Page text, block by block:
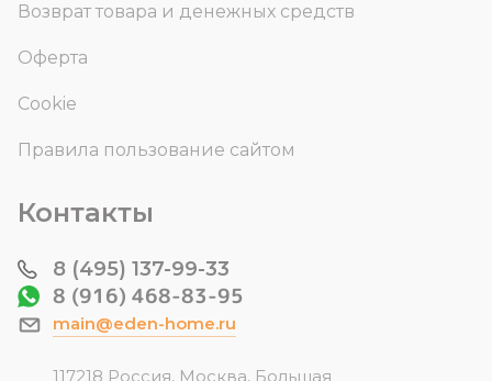
Возврат товара и денежных средств
Оферта
Cookie
Правила пользование сайтом
Контакты
8 (495) 137-99-33
8 (916) 468-83-95
main@eden-home.ru
117218 Россия, Москва, Большая